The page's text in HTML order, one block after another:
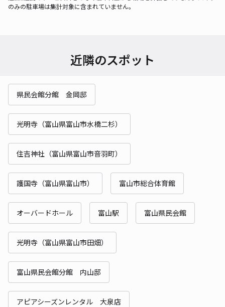
のみの駐車場は集計対象に含まれていません。
近隣のスポット
県民会館分館 金岡邸
光明寺（富山県富山市水橋二杉）
住吉神社（富山県富山市音羽町）
護国寺（富山県富山市） 富山市総合体育館
オーバードホール 富山駅 富山県民会館
光明寺（富山県富山市田畑）
富山県民会館分館 内山邸
アピアシーズンレンタル 大泉店